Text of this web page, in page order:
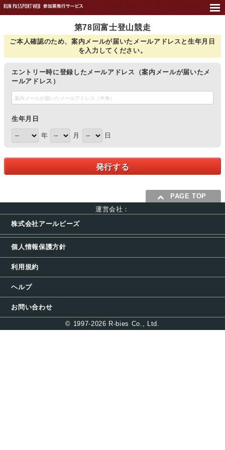
第78回富士登山競走
ご本人確認のため、案内メールが届いたメールアドレスと生年月日
を入力してください。
エントリー時に登録したメールアドレス（案内メールが届いたメ
ールアドレス）
生年月日
年 月 日
発行する
PAGE TOP
運営会社：
株式会社アールビーズ
個人情報保護方針
利用規約
ヘルプ
お問い合わせ
© 1997-2026 R-bies Co., Ltd.